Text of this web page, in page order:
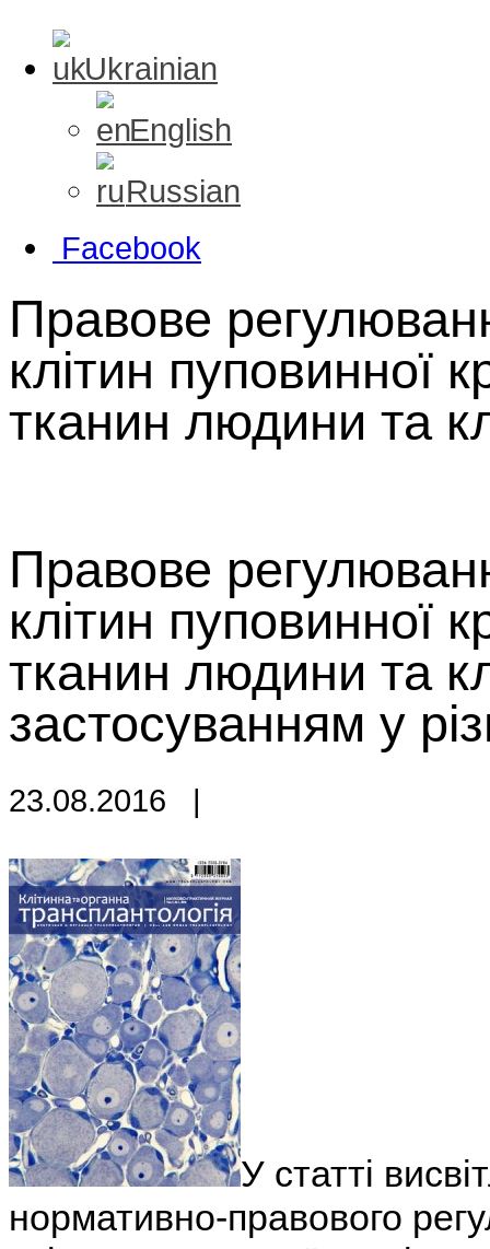
Ukrainian
English
Russian
Facebook
Правове
клітин пуповинної
тканин людини та
Правове
клітин пуповинної
тканин людини та
застосуванням у
23.08.2016 |
У статті
нормативно-правового